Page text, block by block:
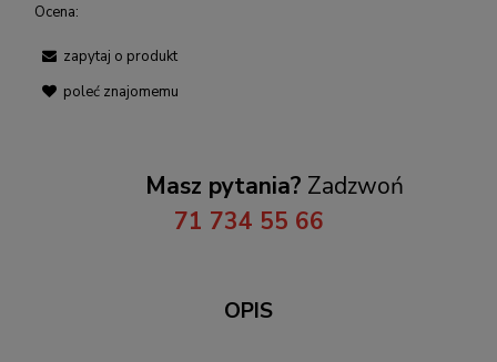
Ocena:
zapytaj o produkt
poleć znajomemu
Masz pytania? Zadzwoń
71 734 55 66
OPIS